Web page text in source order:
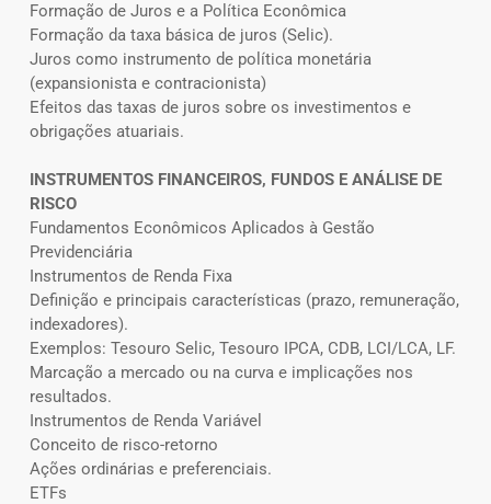
Formação de Juros e a Política Econômica
Formação da taxa básica de juros (Selic).
Juros como instrumento de política monetária
(expansionista e contracionista)
Efeitos das taxas de juros sobre os investimentos e
obrigações atuariais.
INSTRUMENTOS FINANCEIROS, FUNDOS E ANÁLISE DE
RISCO
Fundamentos Econômicos Aplicados à Gestão
Previdenciária
Instrumentos de Renda Fixa
Definição e principais características (prazo, remuneração,
indexadores).
Exemplos: Tesouro Selic, Tesouro IPCA, CDB, LCI/LCA, LF.
Marcação a mercado ou na curva e implicações nos
resultados.
Instrumentos de Renda Variável
Conceito de risco-retorno
Ações ordinárias e preferenciais.
ETFs